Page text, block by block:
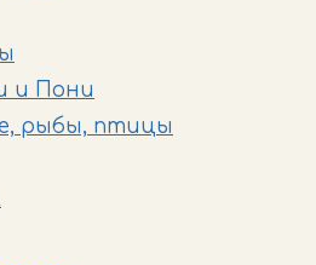
и Пони
рыбы, птицы